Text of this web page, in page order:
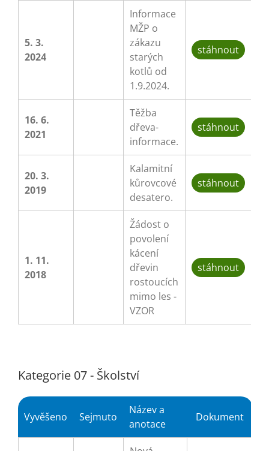
5. 3.
2024
Informace
MŽP o
zákazu
starých
kotlů od
1.9.2024.
stáhnout
16. 6.
2021
Těžba
dřeva-
informace.
stáhnout
20. 3.
2019
Kalamitní
kůrovcové
desatero.
stáhnout
1. 11.
2018
Žádost o
povolení
kácení
dřevin
rostoucích
mimo les -
VZOR
stáhnout
Kategorie 07 - Školství
Vyvěšeno Sejmuto
Název a
anotace
Dokument